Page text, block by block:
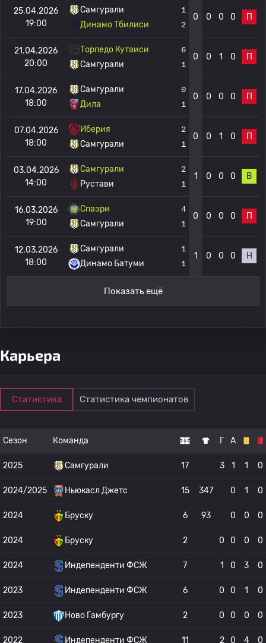
25.04.2026
19:00
Самгурали
Динамо Тбилиси
1
2
0 0 0 0 П
21.04.2026
20:00
Торпедо Кутаиси
Самгурали
6
1
0 0 1 0 П
17.04.2026
18:00
Самгурали
Дила
0
1
0 0 0 0 П
07.04.2026
18:00
Иберия
Самгурали
2
1
0 0 1 0 П
03.04.2026
14:00
Самгурали
Рустави
2
1
1 0 0 0 В
16.03.2026
19:00
Спаэри
Самгурали
4
1
0 0 0 0 П
12.03.2026
18:00
Самгурали
Динамо Батуми
1
1
1 0 0 0 Н
Показать ещё
Карьера
Статистика Статистика чемпионатов
Сезон Команда Г А
2025 Самгурали 17 3 1 1 0
2024/2025 Ньюкасл Джетс 15 347 0 1 0
2024 Бруску 6 93 0 0 0
2024 Бруску 2 0 0 0 0
2024 Индепенденти ФСЖ 7 1 0 3 0
2023 Индепенденти ФСЖ 6 0 0 1 0
2023 Ново Гамбургу 2 0 0 0 0
2022 Индепенденти ФСЖ 11 2 0 4 0